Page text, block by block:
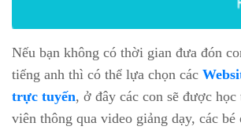
Nếu bạn không có thời gian đưa đón
tiếng anh thì có thể lựa chọn các
trực tuyến, ở đây các con sẽ được
viên thông qua video giảng dạy, các bé